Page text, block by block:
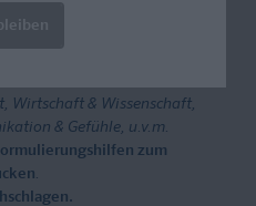
Themen sortiert:
Wirtschaft & Wissenschaft,
& Gefühle, u.v.m.
zum
.